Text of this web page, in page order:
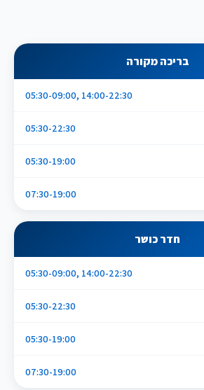
בריכה מקורה
05:30-09:00, 14:00-22:30
05:30-22:30
05:30-19:00
07:30-19:00
חדר כושר
05:30-09:00, 14:00-22:30
05:30-22:30
05:30-19:00
07:30-19:00